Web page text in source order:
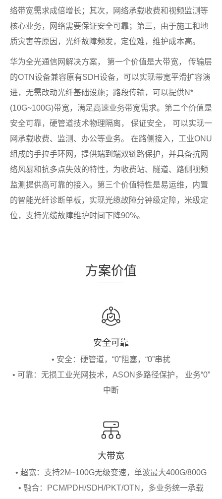
络带宽需求成倍增长；其次，网络承载收费和视频监测等
核心业务，网络需要保证安全可靠；第三，由于施工和地
质灾害等原因，光纤故障频发，定位难，维护成本高。
华为全光通信网解决方案， 第一个价值是大带宽， 传输层
的OTN设备兼容原有SDH设备，可以实现带宽平滑扩容演
进，无需改动光纤基础设施；路段传输，可以提供N*
(10G~100G)带宽，满足高速业务带宽需求。第二个价值是
安全可靠，硬管道技术物理隔离， 保证安全， 可以实现一
网承载收费、监测、办公等业务。 在路侧接入，工业ONU
组成的手拉手环网，提供端到端双链路保护，并具备抗网
络风暴和抗多点失效的特性，为收费站、隧道、路侧视频
监测提供高可靠的接入。第三个价值特性是易运维，内置
的智能光纤诊断单板，实现光缆故障分钟级定障，米级定
位，支持光缆故障维护时间下降90%。
方案价值
安全可靠
• 安全：硬管道，“0”阻塞，“0”串扰
• 可靠：无损工业光网技术，ASON多路径保护， 业务“0”
中断
大带宽
• 超宽：支持2M~100G无级变速，单波最大400G/800G
• 融合：PCM/PDH/SDH/PKT/OTN，多业务统一承载